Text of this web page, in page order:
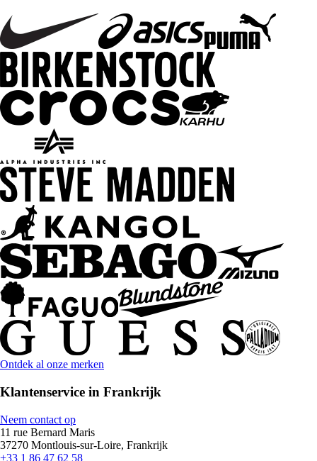
Ontdek al onze merken
Klantenservice in Frankrijk
Neem contact op
11 rue Bernard Maris
37270 Montlouis-sur-Loire, Frankrijk
+33 1 86 47 62 58